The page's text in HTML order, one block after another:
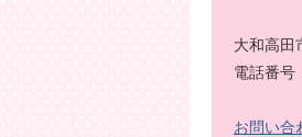
大和高田
電話番号
お問い合